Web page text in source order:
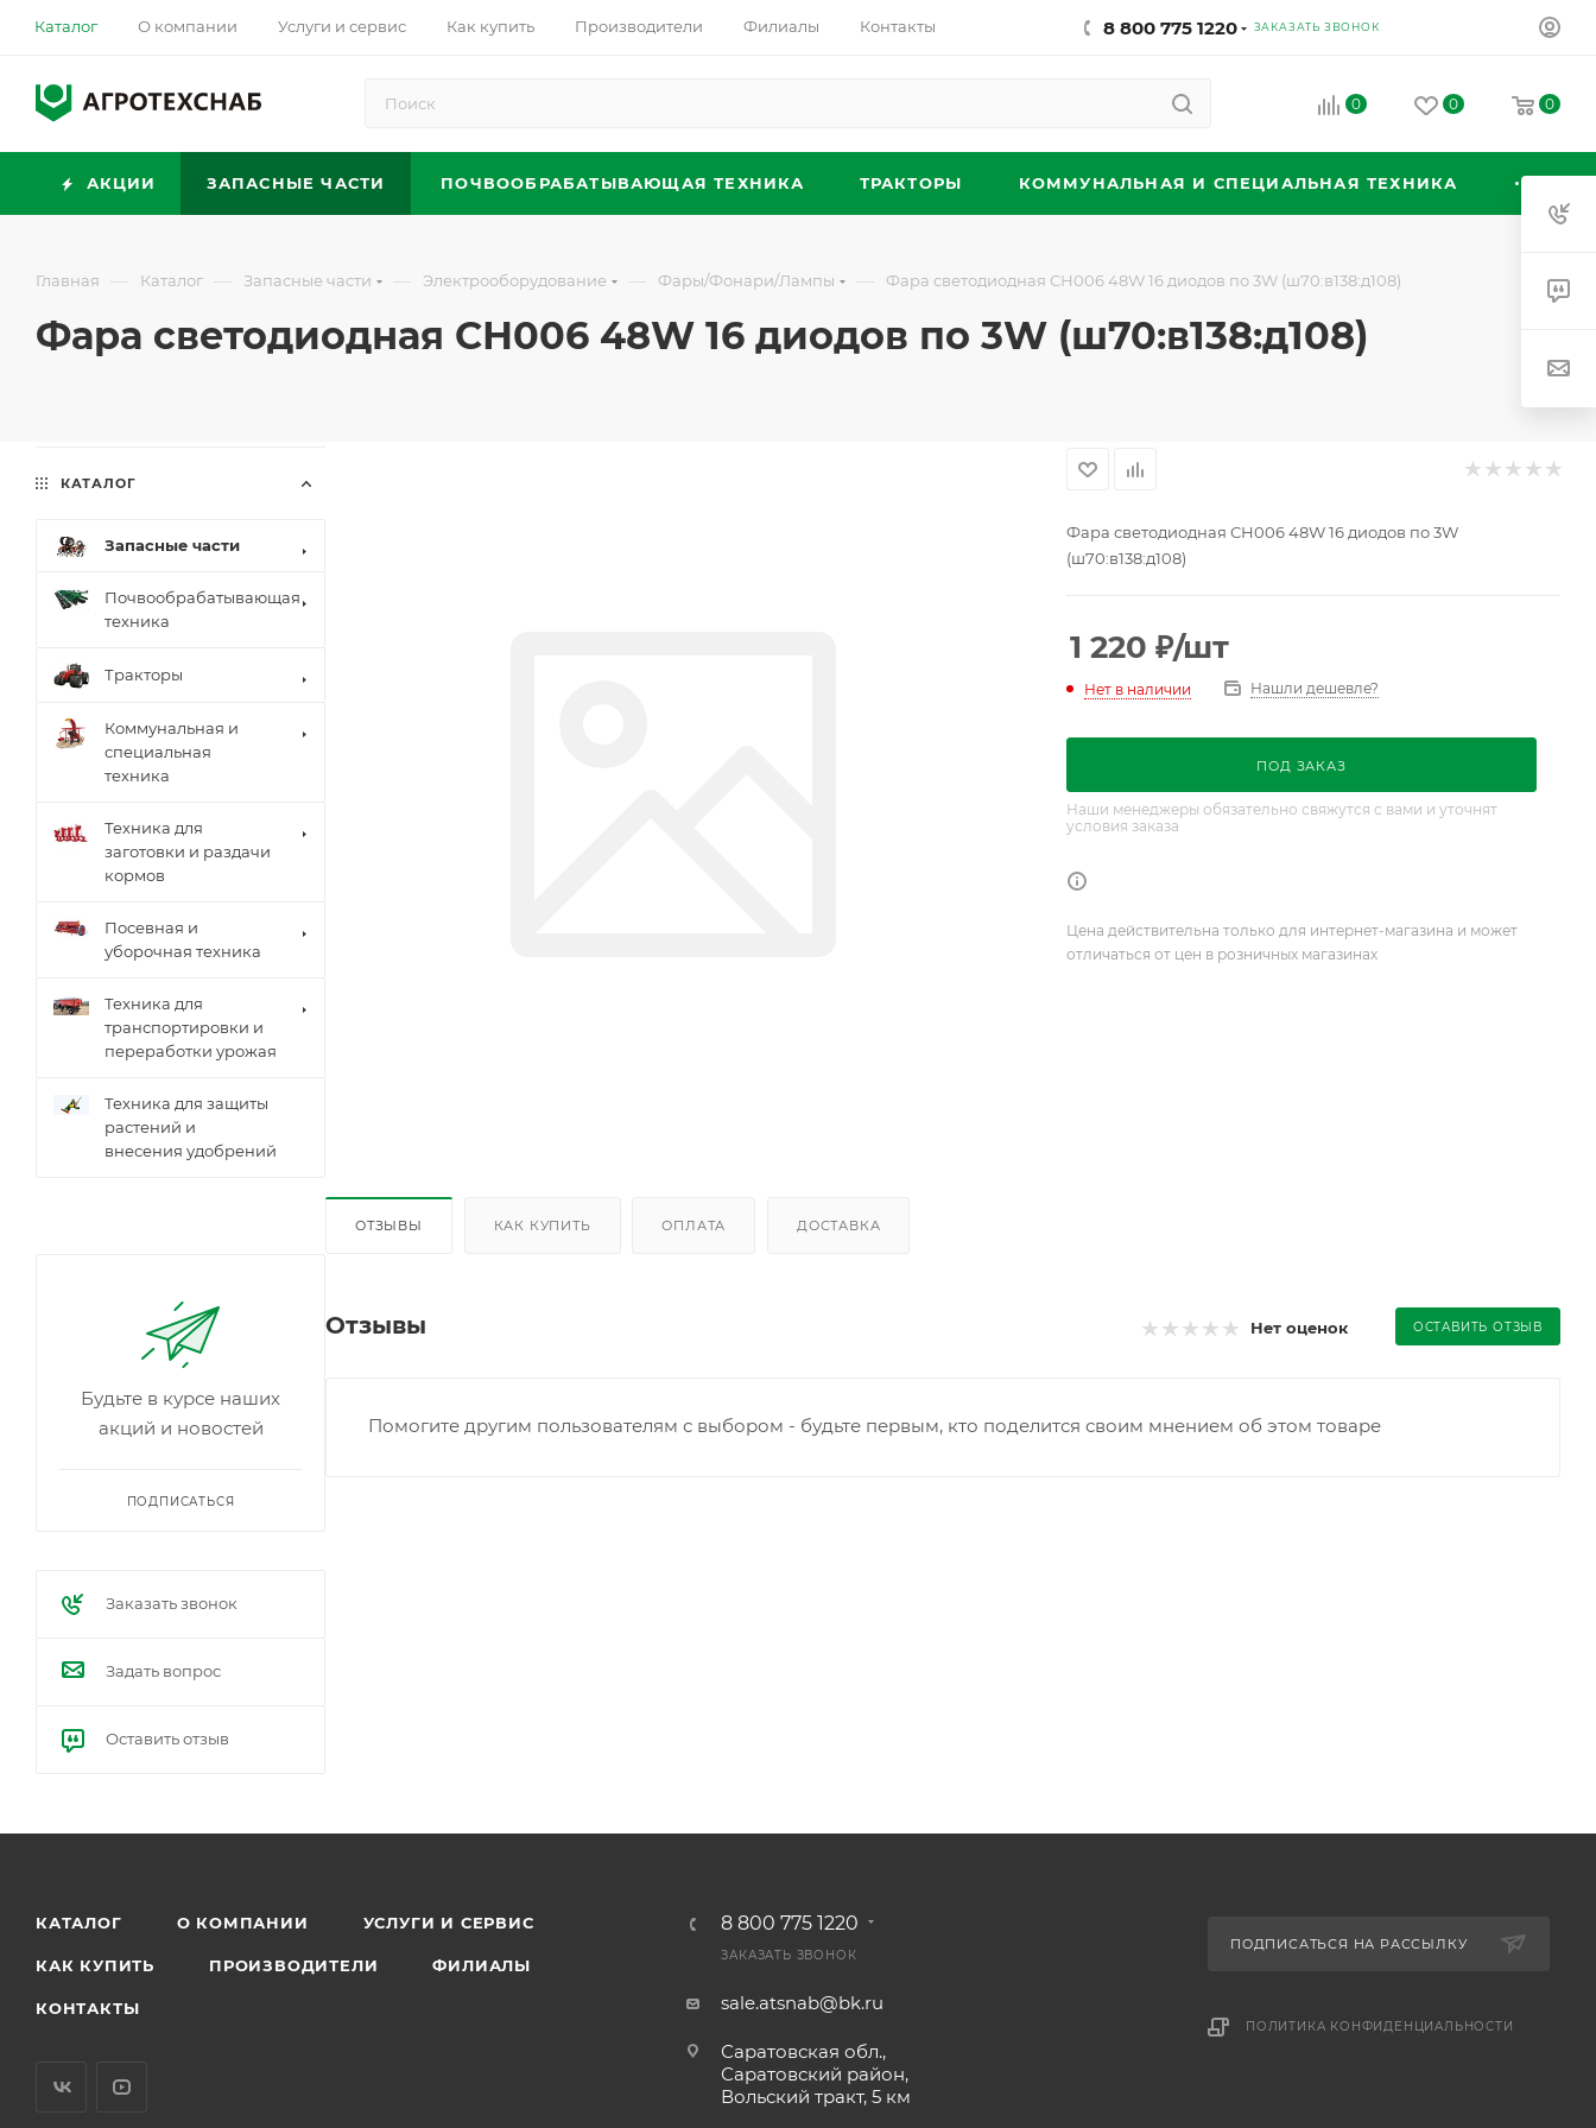
Каталог О компании Услуги и сервис Как купить Производители Филиалы Контакты 8 800 775 1220 ЗАКАЗАТЬ ЗВОНОК
0 0 0
АКЦИИ ЗАПАСНЫЕ ЧАСТИ ПОЧВООБРАБАТЫВАЮЩАЯ ТЕХНИКА ТРАКТОРЫ КОММУНАЛЬНАЯ И СПЕЦИАЛЬНАЯ ТЕХНИКА
Главная — Каталог — Запасные части — Электрооборудование — Фары/Фонари/Лампы — Фара светодиодная СН006 48W 16 диодов по 3W (ш70:в138:д108)
Фара светодиодная СН006 48W 16 диодов по 3W (ш70:в138:д108)
Фара светодиодная СН006 48W 16 диодов по 3W
(ш70:в138:д108)
1 220 ₽/шт
Нет в наличии Нашли дешевле?
ПОД ЗАКАЗ
Наши менеджеры обязательно свяжутся с вами и уточнят
условия заказа
Цена действительна только для интернет-магазина и может
отличаться от цен в розничных магазинах
ОТЗЫВЫ КАК КУПИТЬ ОПЛАТА ДОСТАВКА
Отзывы Нет оценок ОСТАВИТЬ ОТЗЫВ
Помогите другим пользователям с выбором - будьте первым, кто поделится своим мнением об этом товаре
КАТАЛОГ
Запасные части
Почвообрабатывающая
техника
Тракторы
Коммунальная и
специальная
техника
Техника для
заготовки и раздачи
кормов
Посевная и
уборочная техника
Техника для
транспортировки и
переработки урожая
Техника для защиты
растений и
внесения удобрений
Будьте в курсе наших
акций и новостей
ПОДПИСАТЬСЯ
Заказать звонок
Задать вопрос
Оставить отзыв
КАТАЛОГ О КОМПАНИИ УСЛУГИ И СЕРВИС
КАК КУПИТЬ ПРОИЗВОДИТЕЛИ ФИЛИАЛЫ
КОНТАКТЫ
8 800 775 1220
ЗАКАЗАТЬ ЗВОНОК
sale.atsnab@bk.ru
Саратовская обл.,
Саратовский район,
Вольский тракт, 5 км
ПОДПИСАТЬСЯ НА РАССЫЛКУ
ПОЛИТИКА КОНФИДЕНЦИАЛЬНОСТИ